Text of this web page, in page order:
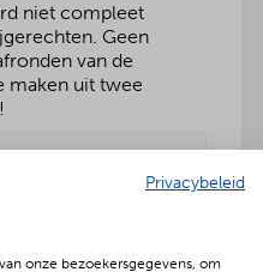
niet compleet
Geen
van de
maken uit twee
Privacybeleid
onze bezoekersgegevens, om